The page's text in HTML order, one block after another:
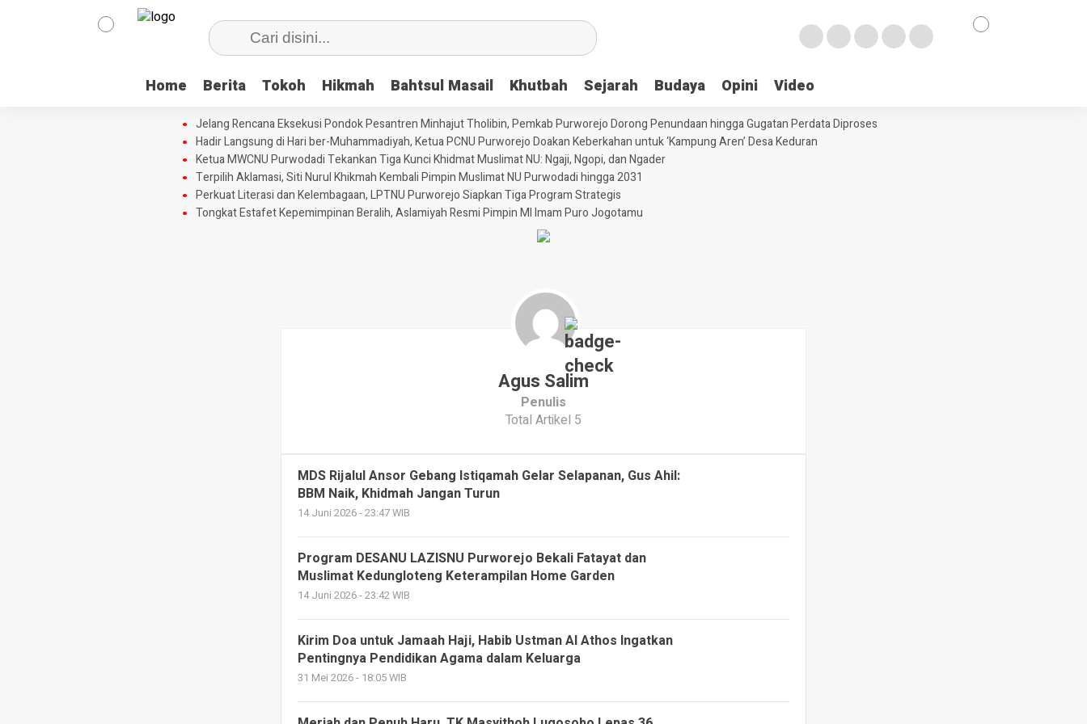
Home Berita Tokoh Hikmah Bahtsul Masail Khutbah Sejarah Budaya Opini Video
Jelang Rencana Eksekusi Pondok Pesantren Minhajut Tholibin, Pemkab Purworejo Dorong Penundaan hingga Gugatan Perdata Diproses
Hadir Langsung di Hari ber-Muhammadiyah, Ketua PCNU Purworejo Doakan Keberkahan untuk ‘Kampung Aren’ Desa Keduran
Ketua MWCNU Purwodadi Tekankan Tiga Kunci Khidmat Muslimat NU: Ngaji, Ngopi, dan Ngader
Terpilih Aklamasi, Siti Nurul Khikmah Kembali Pimpin Muslimat NU Purwodadi hingga 2031
Perkuat Literasi dan Kelembagaan, LPTNU Purworejo Siapkan Tiga Program Strategis
Tongkat Estafet Kepemimpinan Beralih, Aslamiyah Resmi Pimpin MI Imam Puro Jogotamu
Agus Salim
Penulis
Total Artikel 5
MDS Rijalul Ansor Gebang Istiqamah Gelar Selapanan, Gus Ahil:
BBM Naik, Khidmah Jangan Turun
14 Juni 2026 - 23:47 WIB
Program DESANU LAZISNU Purworejo Bekali Fatayat dan
Muslimat Kedungloteng Keterampilan Home Garden
14 Juni 2026 - 23:42 WIB
Kirim Doa untuk Jamaah Haji, Habib Ustman Al Athos Ingatkan
Pentingnya Pendidikan Agama dalam Keluarga
31 Mei 2026 - 18:05 WIB